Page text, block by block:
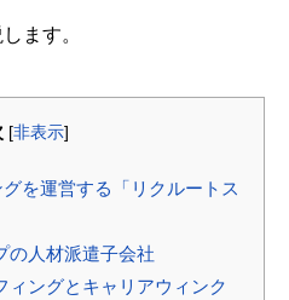
ます。
[非表示]
を運営する「リクルートス
の人材派遣子会社
ィングとキャリアウィンク